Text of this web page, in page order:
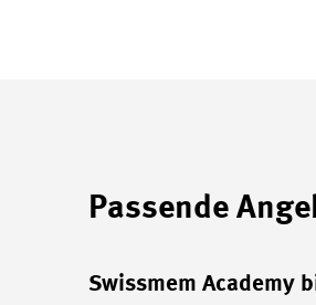
Passende
Swissmem Academy